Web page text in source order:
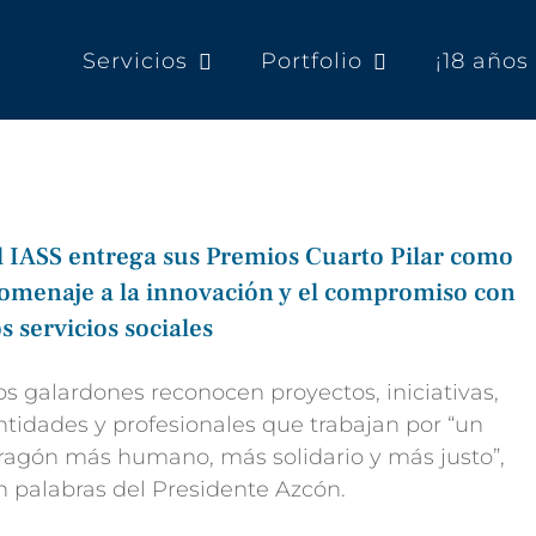
Servicios Portfolio ¡18
IASS entrega sus Premios Cuarto Pilar como
a la innovación y el compromiso con
servicios sociales
galardones reconocen proyectos, iniciativas,
y profesionales que trabajan por “un
más humano, más solidario y más justo”,
palabras del Presidente Azcón.